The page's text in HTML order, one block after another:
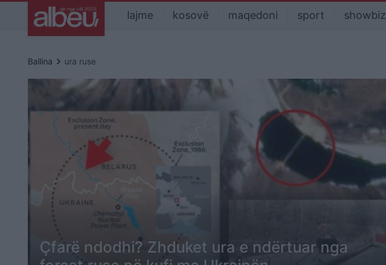
lajme kosovë maqedoni sport showbiz
Ballina keyboard_arrow_right ura ruse
Çfarë ndodhi? Zhduket ura e ndërtuar nga